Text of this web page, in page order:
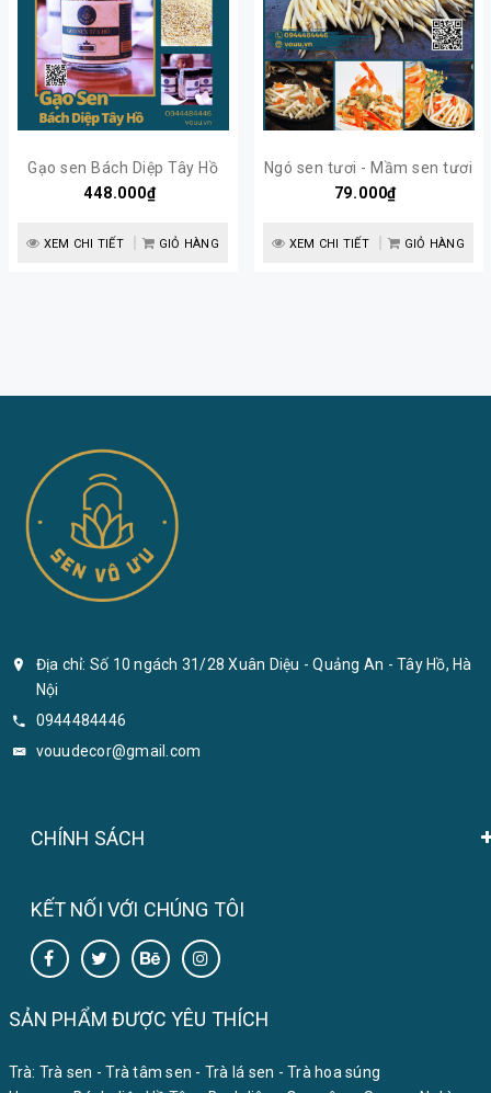
Gạo sen Bách Diệp Tây Hồ
sấy khô | Sen Vô Ưu
448.000₫
XEM CHI TIẾT GIỎ HÀNG
Ngó sen tươi - Mầm sen tươi
| Sen Vô Ưu
79.000₫
XEM CHI TIẾT GIỎ HÀNG
Địa chỉ: Số 10 ngách 31/28 Xuân Diệu - Quảng An - Tây Hồ, Hà
Nội
0944484446
vouudecor@gmail.com
CHÍNH SÁCH
KẾT NỐI VỚI CHÚNG TÔI
SẢN PHẨM ĐƯỢC YÊU THÍCH
Trà: Trà sen - Trà tâm sen - Trà lá sen - Trà hoa súng